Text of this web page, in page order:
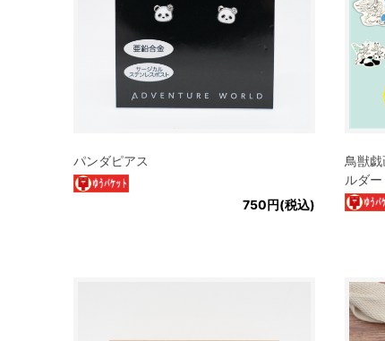
パンダピアス
750円(税込)
鳥獣
ルダー